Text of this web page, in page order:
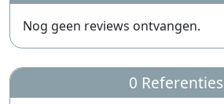
Nog geen reviews ontvangen.
0 Referenties